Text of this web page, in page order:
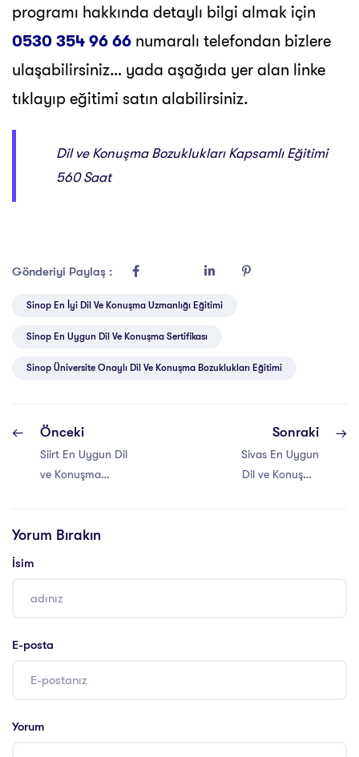
programı hakkında detaylı bilgi almak için
0530 354 96 66 numaralı telefondan bizlere
ulaşabilirsiniz… yada aşağıda yer alan linke
tıklayıp eğitimi satın alabilirsiniz.
Dil ve Konuşma Bozuklukları Kapsamlı Eğitimi
560 Saat
Gönderiyi Paylaş :
Sinop En İyi Dil Ve Konuşma Uzmanlığı Eğitimi
Sinop En Uygun Dil Ve Konuşma Sertifikası
Sinop Üniversite Onaylı Dil Ve Konuşma Bozuklukları Eğitimi
Önceki
Siirt En Uygun Dil
ve Konuşma
Sonraki
Sivas En Uygun
Dil ve Konuşma
Yorum Bırakın
İsim
E-posta
Yorum